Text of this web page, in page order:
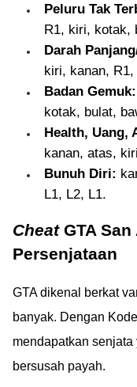
Peluru Tak
R1, kiri, kotak,
Darah
kiri, kanan,
Badan Gemuk:
kotak, bulat,
Health, Uang,
kanan, atas,
Bunuh Diri:
L1, L2, L1.
CheatGTA San
Persenjataan
GTA dikenal berkat
banyak. Dengan
mendapatkan
bersusah payah.